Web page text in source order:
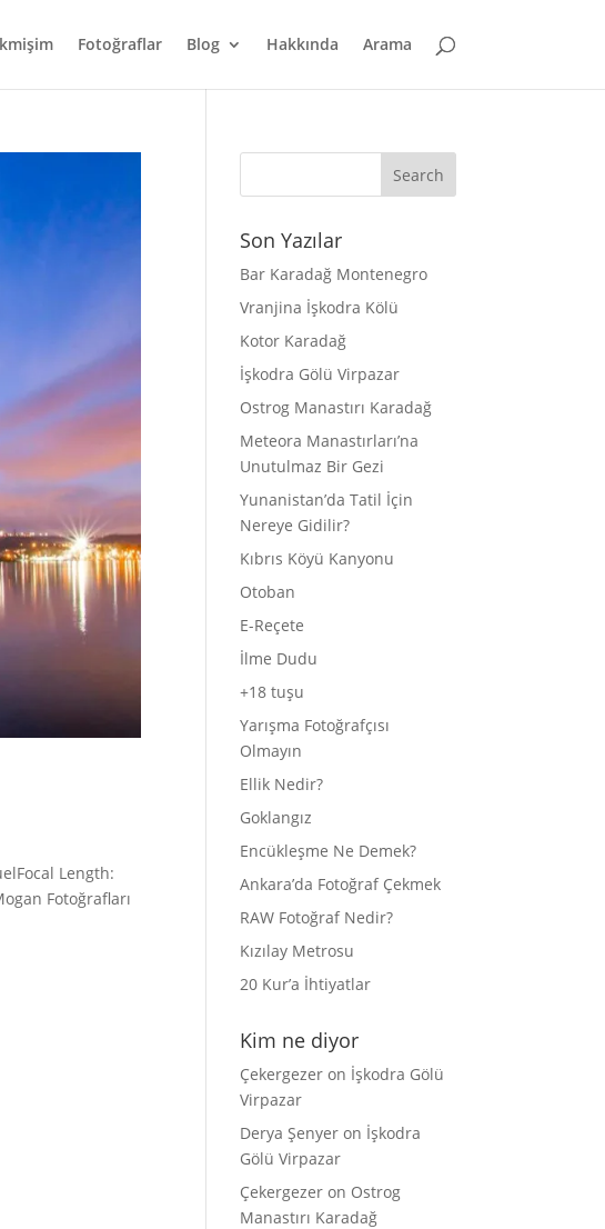
Fotoğraflar Blog Hakkında Arama
Length:
Fotoğrafları
Son Yazılar
Bar Karadağ Montenegro
Vranjina İşkodra Kölü
Kotor Karadağ
İşkodra Gölü Virpazar
Ostrog Manastırı Karadağ
Meteora Manastırları’na
Unutulmaz Bir Gezi
Yunanistan’da Tatil İçin
Nereye Gidilir?
Kıbrıs Köyü Kanyonu
Otoban
E-Reçete
İlme Dudu
+18 tuşu
Yarışma Fotoğrafçısı
Olmayın
Ellik Nedir?
Goklangız
Encükleşme Ne Demek?
Ankara’da Fotoğraf Çekmek
RAW Fotoğraf Nedir?
Kızılay Metrosu
20 Kur’a İhtiyatlar
Kim ne diyor
Çekergezer on İşkodra Gölü
Virpazar
Derya Şenyer on İşkodra
Gölü Virpazar
Çekergezer on Ostrog
Manastırı Karadağ